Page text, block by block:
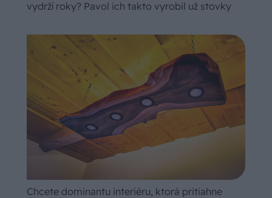
vydrží roky? Pavol ich takto vyrobil už stovky
Chcete dominantu interiéru, ktorá pritiahne